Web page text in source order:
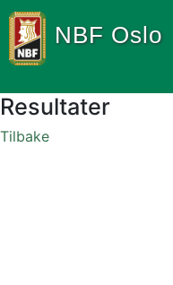
NBF Oslo
Resultater
Tilbake